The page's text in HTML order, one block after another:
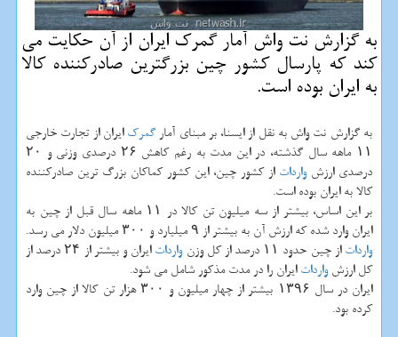
به گزارش نت واش آمار گمرك ایران از آن حكایت می
كند كه پارسال كشور چین بزرگترین صادركننده كالا
به ایران بوده است.
به گزارش نت واش به نقل از ایسنا، بر مبنای آمار گمركایران از تجارت خارجی
۱۱ ماهه سال گذشته، در این مدت به رغم كاهش ۲۶ درصدی وزنی و ۲۰
درصدی ارزشواردات از كشور چین، این كشور كماكان بزرگ ترین صادركننده
كالا به ایران بوده است.
بر این اساس، بیشتر از سه میلیون تن كالا در ۱۱ ماهه سال قبل از چین به
ایران وارد شده كه ارزش آن به بیشتر از ۹ میلیارد و ۳۰۰ میلیون دلار می رسد.
وارداتاز چین حدود ۱۱ درصد از كل وزن واردات
ایران و بیشتر از ۲۴ درصد از
كل ارزشوارداتایران را در مدت مذكور شامل می شود.
ایران در سال ۱۳۹۶ بیشتر از چهار میلیون و ۳۰۰ هزار تن كالا از چین وارد
كرده بود.